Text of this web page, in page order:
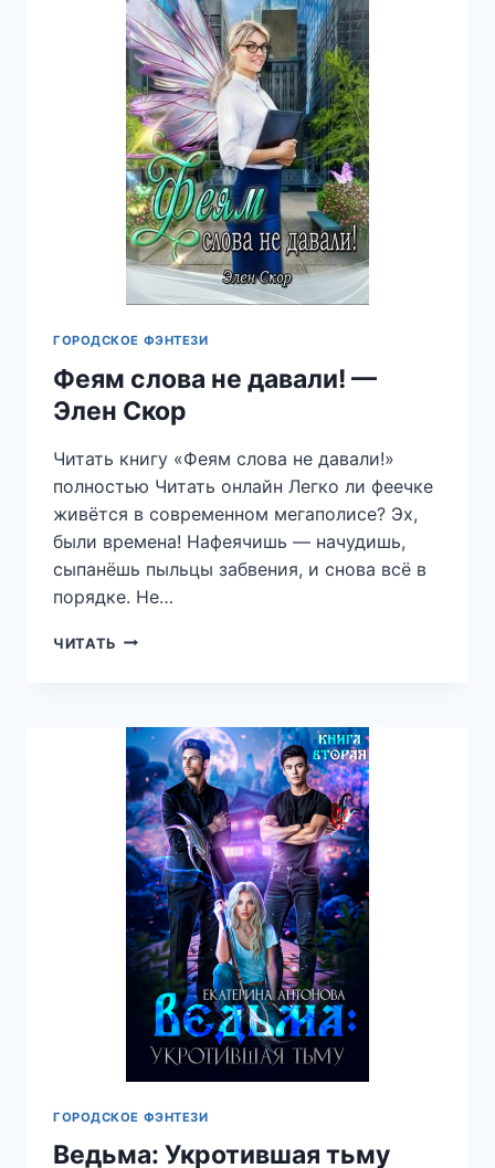
ГОРОДСКОЕ ФЭНТЕЗИ
Феям слова не давали! —
Элен Скор
Читать книгу «Феям слова не давали!»
полностью Читать онлайн Легко ли феечке
живётся в современном мегаполисе? Эх,
были времена! Нафеячишь — начудишь,
сыпанёшь пыльцы забвения, и снова всё в
порядке. Не…
ЧИТАТЬ ФЕЯМ
—
ЭЛЕН
СКОР
ГОРОДСКОЕ ФЭНТЕЗИ
Ведьма: Укротившая тьму